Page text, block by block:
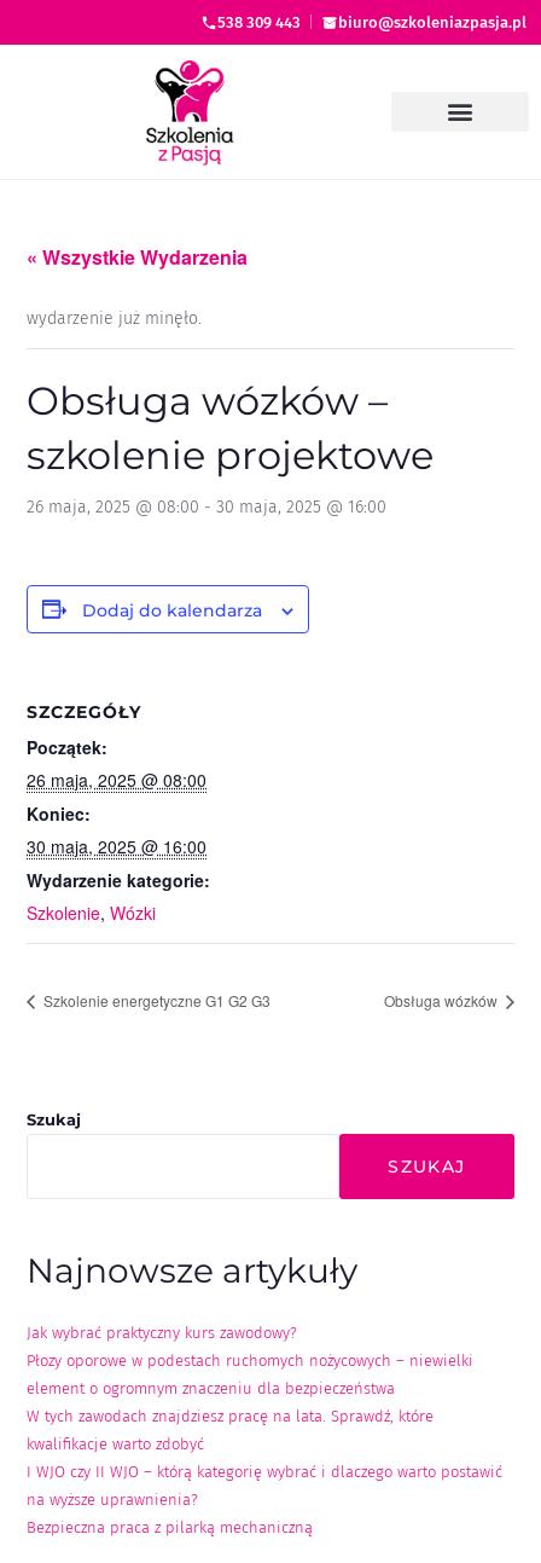
538 309 443 biuro@szkoleniazpasja.pl
« Wszystkie Wydarzenia
wydarzenie już minęło.
Obsługa wózków –
szkolenie projektowe
26 maja, 2025 @ 08:00 -30 maja, 2025 @ 16:00
Dodaj do kalendarza
SZCZEGÓŁY
Początek:
26 maja, 2025 @ 08:00
Koniec:
30 maja, 2025 @ 16:00
Wydarzenie kategorie:
Szkolenie,Wózki
Szkolenie energetyczne G1 G2 G3 Obsługa wózków
Szukaj
SZUKAJ
Najnowsze artykuły
Jak wybrać praktyczny kurs zawodowy?
Płozy oporowe w podestach ruchomych nożycowych – niewielki
element o ogromnym znaczeniu dla bezpieczeństwa
W tych zawodach znajdziesz pracę na lata. Sprawdź, które
kwalifikacje warto zdobyć
I WJO czy II WJO – którą kategorię wybrać i dlaczego warto postawić
na wyższe uprawnienia?
Bezpieczna praca z pilarką mechaniczną